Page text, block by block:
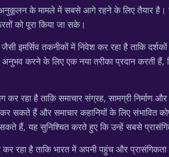
के मामले में सबसे आगे रहने के लिए तैयार
को पूरा किया जा सके।
इमर्सिव तकनीकों में निवेश कर रहा है ताकि
अनुभव करने के लिए एक नया तरीका प्रदान करती
रहा है ताकि समाचार संग्रह, सामग्री निर्माण
सकते हैं और समाचार कहानियों के लिए संभावित
हैं, यह सुनिश्चित करते हुए कि उन्हें सबसे
रहा है ताकि भारत में अपनी पहुंच और